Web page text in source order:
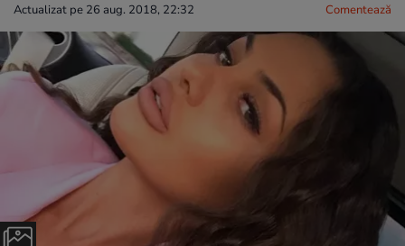
Actualizat pe 26 aug. 2018, 22:32 Comentează